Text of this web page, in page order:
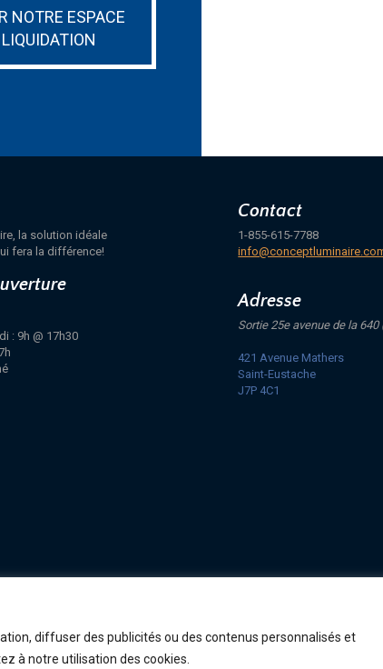
diffuser des publicités ou des contenus personnalisés et
à notre utilisation des cookies.
NOTRE ESPACE
LIQUIDATION
la solution idéale
fera la différence!
: 9h @ 17h30
Contact
1-855-615-7788
Adresse
Sortie 25e avenue de la
421 Avenue Mathers
Saint-Eustache
J7P 4C1